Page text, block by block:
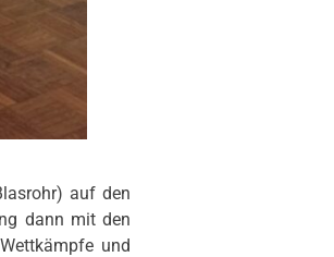
auf den
dann mit den
und